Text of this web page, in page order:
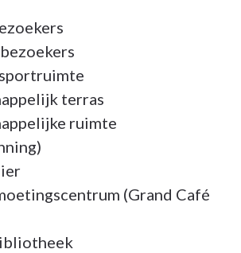
terras
ruimte
(Grand Café